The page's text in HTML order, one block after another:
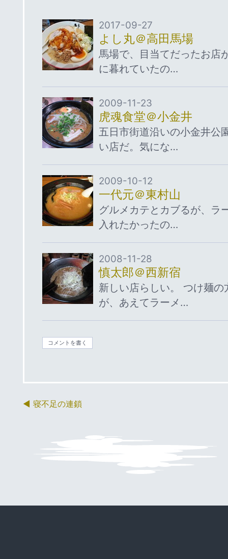
2017-09-27
よし丸＠高田馬場
馬場で、目当てだったお店
に暮れていたの…
2009-11-23
虎魂食堂＠小金井
五日市街道沿いの小金井公
い店だ。気にな…
2009-10-12
一代元＠東村山
グルメカテとカブるが、ラ
入れたかったの…
2008-11-28
慎太郎＠西新宿
新しい店らしい。 つけ麺
が、あえてラーメ…
コメントを書く
寝不足の連鎖